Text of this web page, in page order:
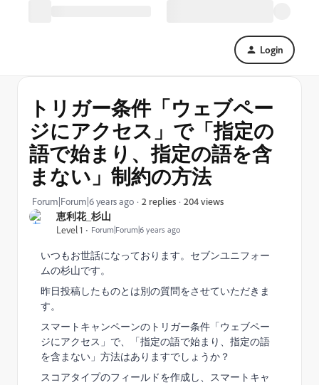
Login
恵利花_杉山
Level 1
Forum|Forum|6 years ago
トリガー条件「ウェブペー
ジにアクセス」で「指定の
語で始まり、指定の語を含
まない」制約の方法
Forum|Forum|6 years ago 2 replies 204 views
いつもお世話になっております。セブンユニフォー
ムの杉山です。
昨日投稿したものとは別の質問をさせていただきま
す。
スマートキャンペーンのトリガー条件「ウェブペー
ジにアクセス」で、「指定の語で始まり、指定の語
を含まない」方法はありますでしょうか？
スコアタイプのフィールドを作成し、スマートキャ